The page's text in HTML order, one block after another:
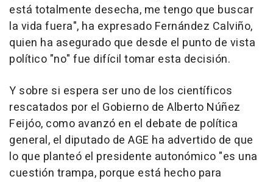
está totalmente desecha, me tengo que buscar
la vida fuera", ha expresado Fernández Calviño,
quien ha asegurado que desde el punto de vista
político "no" fue difícil tomar esta decisión.
Y sobre si espera ser uno de los científicos
rescatados por el Gobierno de Alberto Núñez
Feijóo, como avanzó en el debate de política
general, el diputado de AGE ha advertido de que
lo que planteó el presidente autonómico "es una
cuestión trampa, porque está hecho para